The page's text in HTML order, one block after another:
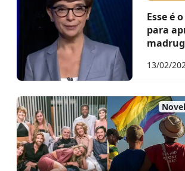
Esse é
para
13/02/